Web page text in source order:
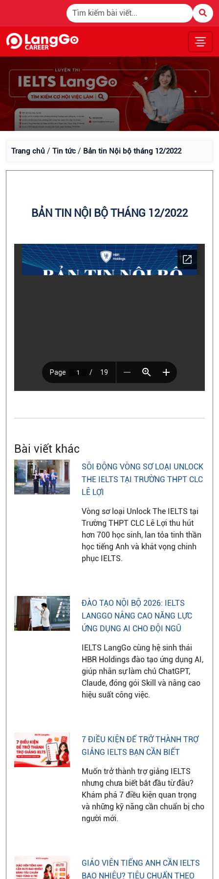
Trang chủ / Tin tức / Bản tin Nội bộ tháng 12/2022
BẢN TIN NỘI BỘ THÁNG 12/2022
Bài viết khác
SÔI ĐỘNG VÒNG SƠ LOẠI UNLOCK
THE IELTS TẠI TRƯỜNG THPT CLC
LÊ LỢI
Vòng sơ loại Unlock The IELTS tại
Trường THPT CLC Lê Lợi thu hút
hơn 700 học sinh, lan tỏa tinh thần
học tiếng Anh và khát vọng chinh
phục IELTS.
ĐÀO TẠO NỘI BỘ 2026: IELTS
LANGGO NÂNG CAO NĂNG LỰC
ỨNG DỤNG AI CHO ĐỘI NGŨ
IELTS LangGo cùng hệ sinh thái
HBR Holdings đào tạo ứng dụng AI,
giúp nhân sự làm chủ ChatGPT,
Claude, đóng gói Skill và nâng cao
hiệu suất công việc.
7 ĐIỀU KIỆN ĐỂ TRỞ THÀNH TRỢ
GIẢNG IELTS BẠN CẦN BIẾT
Muốn trở thành trợ giảng IELTS
nhưng chưa biết bắt đầu từ đâu?
Khám phá 7 điều kiện quan trọng
và những kỹ năng cần chuẩn bị cho
người mới.
GIÁO VIÊN TIẾNG ANH CẦN IELTS
BAO NHIÊU? TIÊU CHUẨN THEO